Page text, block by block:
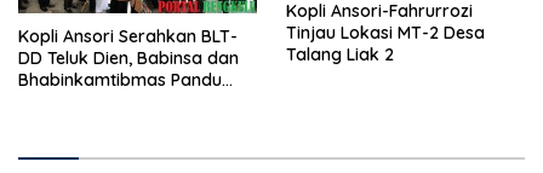
Kopli Ansori Serahkan BLT-
DD Teluk Dien, Babinsa dan
Bhabinkamtibmas Pandu
Kopli Ansori-Fahrurrozi
Tinjau Lokasi MT-2 Desa
Talang Liak 2